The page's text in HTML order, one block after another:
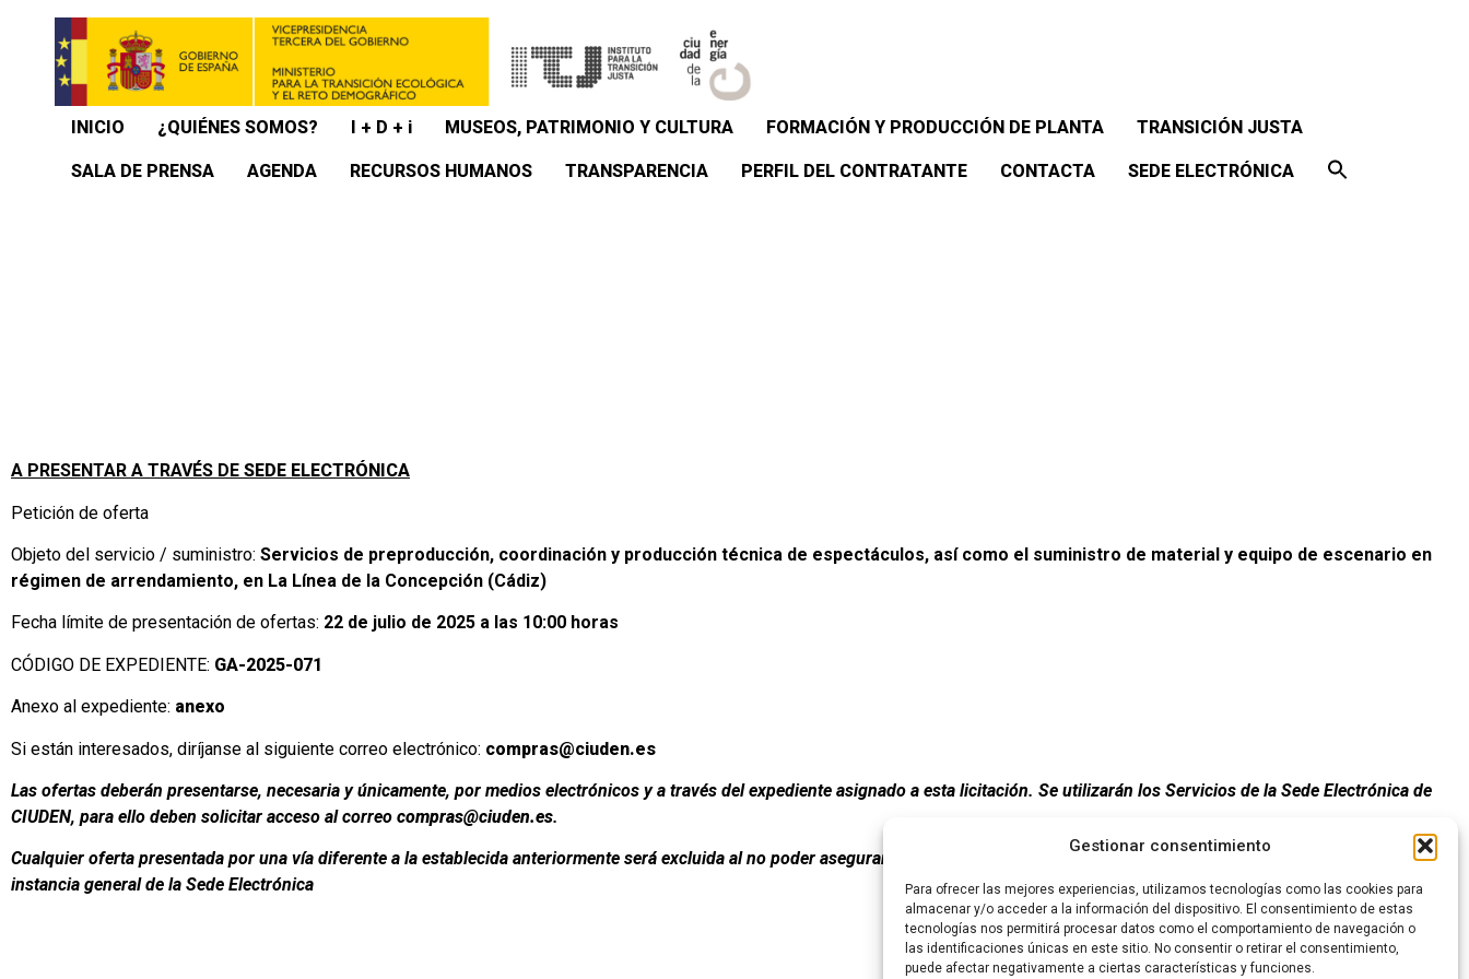
Gestionar consentimiento
Para ofrecer las mejores experiencias, utilizamos tecnologías como las cookies para
almacenar y/o acceder a la información del dispositivo. El consentimiento de estas
tecnologías nos permitirá procesar datos como el comportamiento de navegación o
las identificaciones únicas en este sitio. No consentir o retirar el consentimiento,
puede afectar negativamente a ciertas características y funciones.
INICIO ¿QUIÉNES SOMOS? I + D + i MUSEOS, PATRIMONIO Y CULTURA FORMACIÓN Y PRODUCCIÓN DE PLANTA TRANSICIÓN JUSTA
SALA DE PRENSA AGENDA RECURSOS HUMANOS TRANSPARENCIA PERFIL DEL CONTRATANTE CONTACTA SEDE ELECTRÓNICA
A PRESENTAR A TRAVÉS DE SEDE ELECTRÓNICA
Petición de oferta
Objeto del servicio / suministro: Servicios de preproducción, coordinación y producción técnica de espectáculos, así como el suministro de material y equipo de escenario en
régimen de arrendamiento, en La Línea de la Concepción (Cádiz)
Fecha límite de presentación de ofertas: 22 de julio de 2025 a las 10:00 horas
CÓDIGO DE EXPEDIENTE: GA-2025-071
Anexo al expediente: anexo
Si están interesados, diríjanse al siguiente correo electrónico: compras@ciuden.es
Las ofertas deberán presentarse, necesaria y únicamente, por medios electrónicos y a través del expediente asignado a esta licitación. Se utilizarán los Servicios de la Sede Electrónica de
CIUDEN, para ello deben solicitar acceso al correo compras@ciuden.es.
Cualquier oferta presentada por una vía diferente a la establecida anteriormente será excluida al no poder asegurar su confidencialidad. No se aceptarán ofertas presentadas a través de una
instancia general de la Sede Electrónica